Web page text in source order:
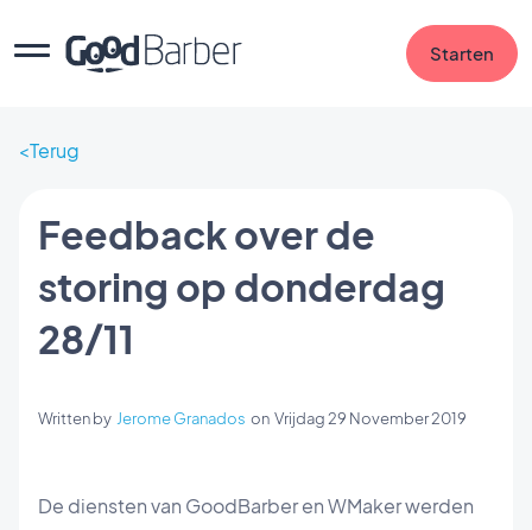
Starten
Terug
Feedback over de
storing op donderdag
28/11
Written by Jerome Granados on Vrijdag 29 November 2019
De diensten van GoodBarber en WMaker werden